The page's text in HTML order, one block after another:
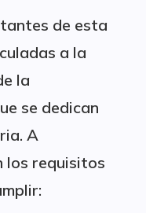
de esta
a la
la
se dedican
A
los requisitos